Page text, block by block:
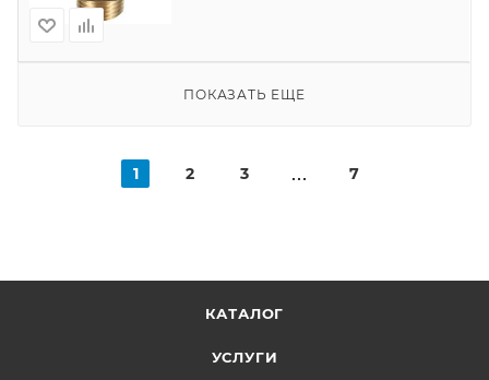
ПОКАЗАТЬ ЕЩЕ
1 2 3 7
КАТАЛОГ
УСЛУГИ